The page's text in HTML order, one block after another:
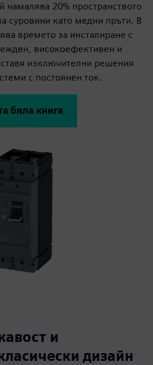
намалява 20% пространството
суровини като медни пръти. В
времето за инсталиране с
високоефективен и
изключителни решения
с постоянен ток.
бяла книга
и
дизайн